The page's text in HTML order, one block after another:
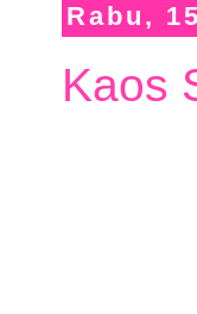
Rabu,
Kaos